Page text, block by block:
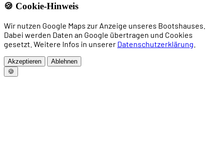
🍪 Cookie-Hinweis
Wir nutzen Google Maps zur Anzeige unseres Bootshauses.
Dabei werden Daten an Google übertragen und Cookies
gesetzt. Weitere Infos in unserer Datenschutzerklärung
Akzeptieren
Ablehnen
🍪